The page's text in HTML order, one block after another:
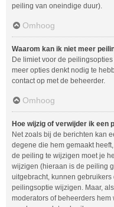
peiling van oneindige duur).
Omhoog
Waarom kan ik niet meer
De limiet voor de
meer opties denkt nodig te
contact op met de beheerder.
Omhoog
Hoe wijzig of verwijder ik een
Net zoals bij de berichten kan
degene die hem gemaakt
de peiling te wijzigen moet je
wijzigen (hieraan is de peiling
uitgebracht, kunnen
peilingsoptie wijzigen. Maar,
moderators of beheerders